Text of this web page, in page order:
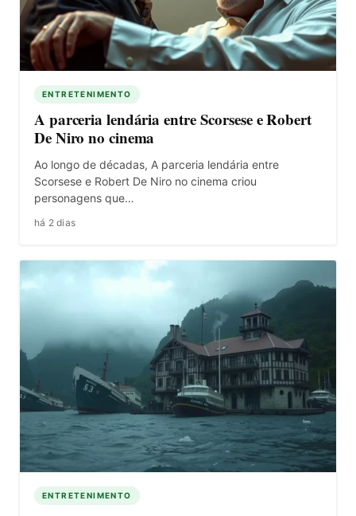
ENTRETENIMENTO
A parceria lendária entre Scorsese e Robert
De Niro no cinema
Ao longo de décadas, A parceria lendária entre
Scorsese e Robert De Niro no cinema criou
personagens que…
há 2 dias
ENTRETENIMENTO